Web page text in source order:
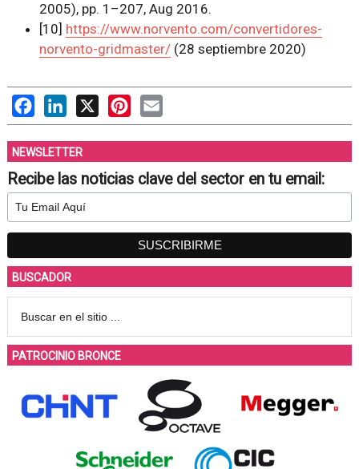
2005), pp. 1–207, Aug 2016.
[10] https://www.norvento.com/convertidores-
norvento-gridmaster/(28 septiembre 2020)
FacebookLinkedIn
X PinterestEmail
NEWSLETTER
Recibe las noticias clave del sector en tu email:
BUSCADOR
PATROCINIO BRONCE